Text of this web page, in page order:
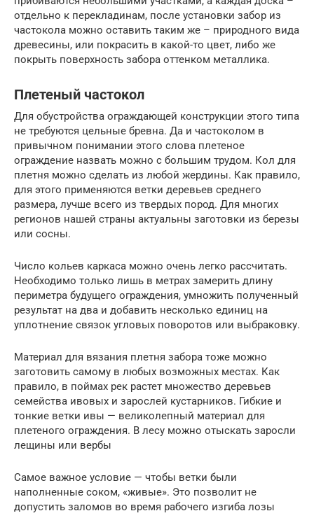
отдельно к перекладинам, после установки забор из
частокола можно оставить таким же – природного вида
древесины, или покрасить в какой-то цвет, либо же
покрыть поверхность забора оттенком металлика.
Плетеный частокол
Для обустройства ограждающей конструкции этого типа
не требуются цельные бревна. Да и частоколом в
привычном понимании этого слова плетеное
ограждение назвать можно с большим трудом. Кол для
плетня можно сделать из любой жердины. Как правило,
для этого применяются ветки деревьев среднего
размера, лучше всего из твердых пород. Для многих
регионов нашей страны актуальны заготовки из березы
или сосны.
Число кольев каркаса можно очень легко рассчитать.
Необходимо только лишь в метрах замерить длину
периметра будущего ограждения, умножить полученный
результат на два и добавить несколько единиц на
уплотнение связок угловых поворотов или выбраковку.
Материал для вязания плетня забора тоже можно
заготовить самому в любых возможных местах. Как
правило, в поймах рек растет множество деревьев
семейства ивовых и зарослей кустарников. Гибкие и
тонкие ветки ивы — великолепный материал для
плетеного ограждения. В лесу можно отыскать заросли
лещины или вербы
Самое важное условие — чтобы ветки были
наполненные соком, «живые». Это позволит не
допустить заломов во время рабочего изгиба лозы